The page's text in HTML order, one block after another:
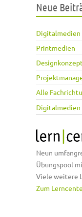
Neue
Digitalmedien
Printmedien
Alle
Digitalmedien
Neun
Übungspool
Viele weitere
Zum